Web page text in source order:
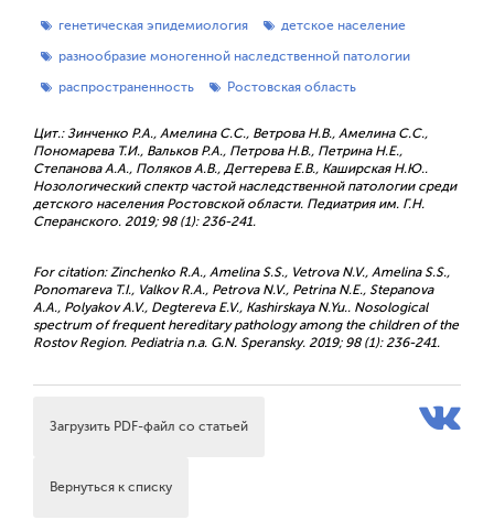
генетическая эпидемиология
детское население
разнообразие моногенной наследственной патологии
распространенность
Ростовская область
Цит.: Зинченко Р.А., Амелина С.С., Ветрова Н.В., Амелина С.С.,
Пономарева Т.И., Вальков Р.А., Петрова Н.В., Петрина Н.Е.,
Степанова А.А., Поляков А.В., Дегтерева Е.В., Каширская Н.Ю..
Нозологический спектр частой наследственной патологии среди
детского населения Ростовской области. Педиатрия им. Г.Н.
Сперанского. 2019; 98 (1): 236-241.
For citation: Zinchenko R.A., Amelina S.S., Vetrova N.V., Amelina S.S.,
Ponomareva T.I., Valkov R.A., Petrova N.V., Petrina N.E., Stepanova
A.A., Polyakov A.V., Degtereva E.V., Kashirskaya N.Yu.. Nosological
spectrum of frequent hereditary pathology among the children of the
Rostov Region. Pediatria n.a. G.N. Speransky. 2019; 98 (1): 236-241.
Загрузить PDF-файл со статьей
Вернуться к списку